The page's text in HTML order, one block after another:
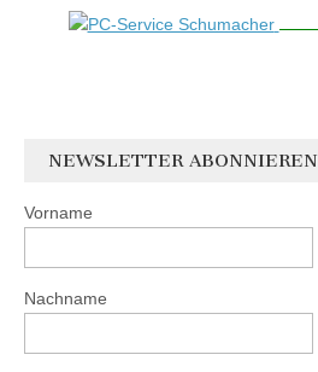
NEWSLETTER ABONNIEREN
Vorname
Nachname